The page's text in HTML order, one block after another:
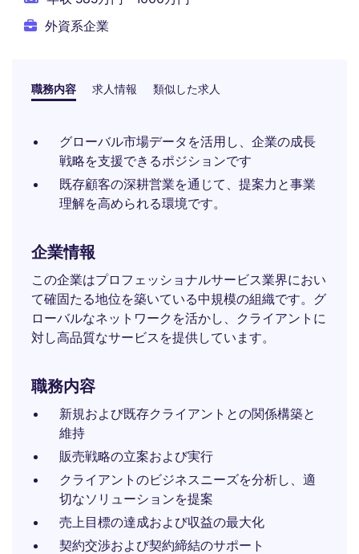
外資系企業
職務内容 求人情報 類似した求人
グローバル市場データを活用し、企業の成長
戦略を支援できるポジションです
既存顧客の深耕営業を通じて、提案力と事業
理解を高められる環境です。
企業情報
この企業はプロフェッショナルサービス業界におい
て確固たる地位を築いている中規模の組織です。グ
ローバルなネットワークを活かし、クライアントに
対し高品質なサービスを提供しています。
職務内容
新規および既存クライアントとの関係構築と
維持
販売戦略の立案および実行
クライアントのビジネスニーズを分析し、適
切なソリューションを提案
売上目標の達成および収益の最大化
契約交渉および契約締結のサポート